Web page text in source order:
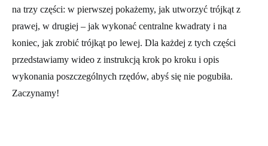
na trzy części: w pierwszej pokażemy, jak utworzyć trójkąt z
prawej, w drugiej – jak wykonać centralne kwadraty i na
koniec, jak zrobić trójkąt po lewej. Dla każdej z tych części
przedstawiamy wideo z instrukcją krok po kroku i opis
wykonania poszczególnych rzędów, abyś się nie pogubiła.
Zaczynamy!